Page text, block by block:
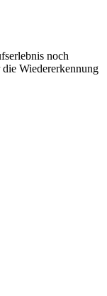
noch
die Wiedererkennung